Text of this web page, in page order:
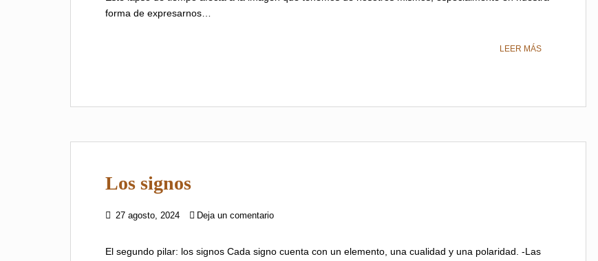
forma de expresarnos…
LEER MÁS
Los signos
27 agosto, 2024 Deja un comentario
El segundo pilar: los signos Cada signo cuenta con un elemento, una cualidad y una polaridad. -Las